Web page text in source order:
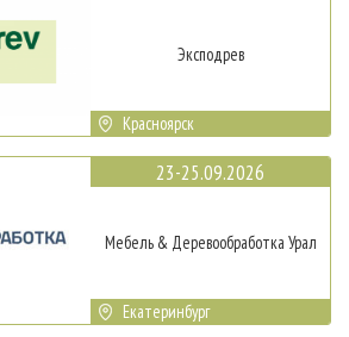
Эксподрев
Красноярск
23-25.09.2026
Мебель & Деревообработка Урал
Екатеринбург